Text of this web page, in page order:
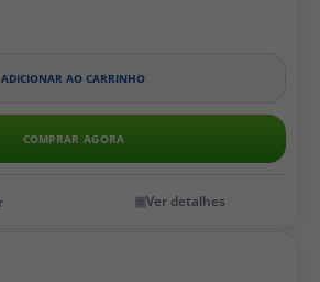
ADICIONAR AO CARRINHO
COMPRAR AGORA
Ver detalhes